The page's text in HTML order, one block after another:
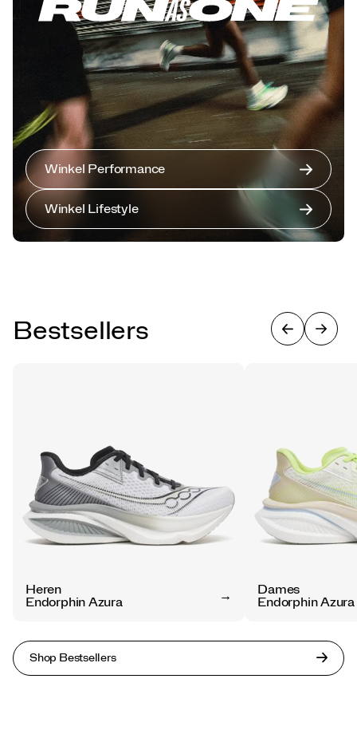
Winkel Performance
Winkel Lifestyle
Bestsellers
Heren
Endorphin Azura
Dames
Endorphin Azura
Shop Bestsellers